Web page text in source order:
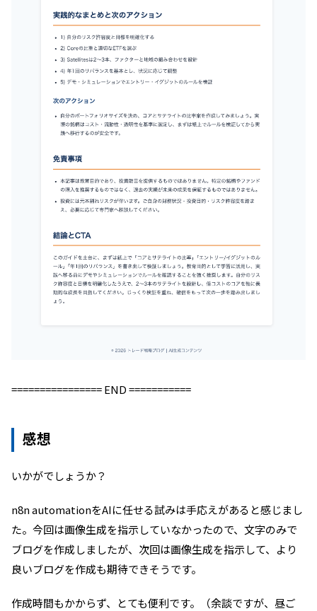
================ END ===========
感想
いかがでしょうか？
n8n automationをAIに任せる試みは手応えがあると感じまし
た。今回は画像生成を指示していなかったので、文字のみで
ブログを作成しましたが、次回は画像生成を指示して、より
良いブログを作成も期待できそうです。
作成時間もかからず、とても便利です。（余談ですが、昼ご